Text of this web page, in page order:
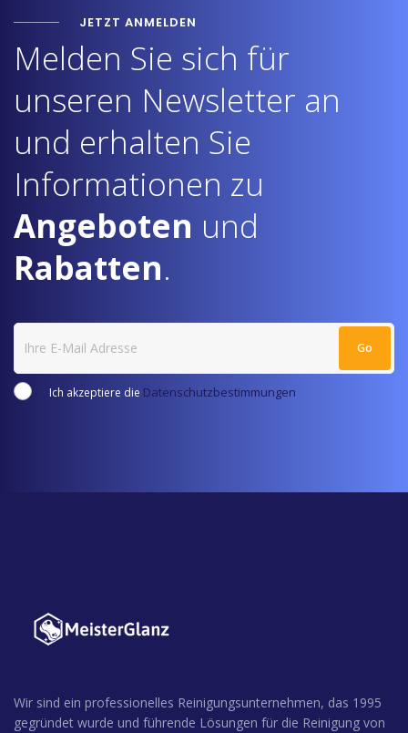
JETZT ANMELDEN
Melden Sie sich für
unseren Newsletter an
und erhalten Sie
Informationen zu
Angeboten und
Rabatten.
Ich akzeptiere die Datenschutzbestimmungen
Wir sind ein professionelles Reinigungsunternehmen, das 1995
gegründet wurde und führende Lösungen für die Reinigung von